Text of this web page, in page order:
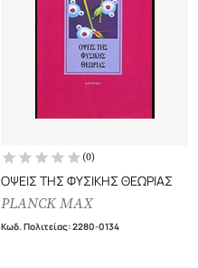
(0)
ΟΨΕΙΣ ΤΗΣ ΦΥΣΙΚΗΣ ΘΕΩΡΙΑΣ
PLANCK MAX
Κωδ. Πολιτείας:2280-0134